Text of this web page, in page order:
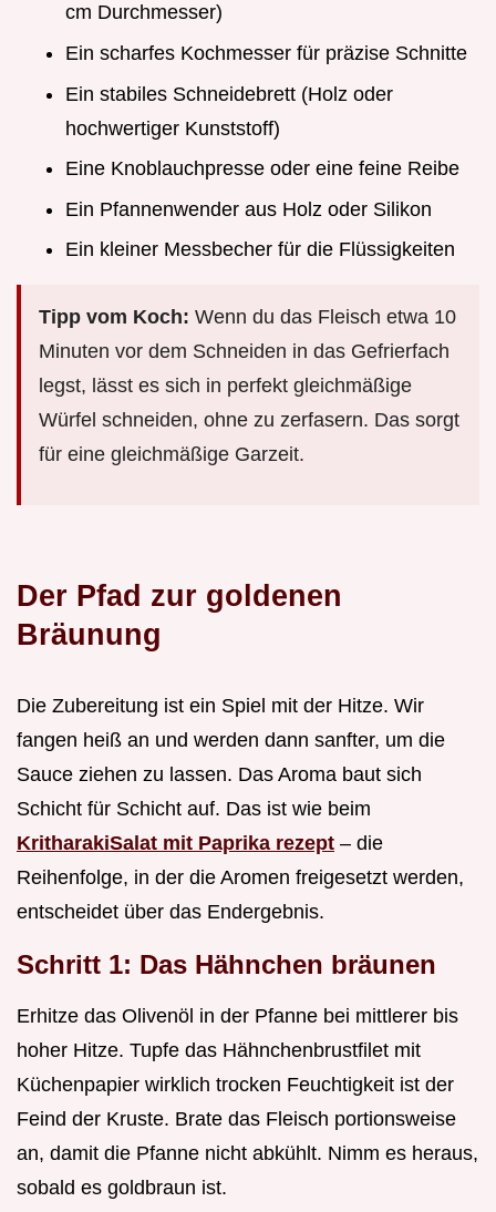
cm Durchmesser)
Ein scharfes Kochmesser für präzise Schnitte
Ein stabiles Schneidebrett (Holz oder
hochwertiger Kunststoff)
Eine Knoblauchpresse oder eine feine Reibe
Ein Pfannenwender aus Holz oder Silikon
Ein kleiner Messbecher für die Flüssigkeiten
Tipp vom Koch: Wenn du das Fleisch etwa 10
Minuten vor dem Schneiden in das Gefrierfach
legst, lässt es sich in perfekt gleichmäßige
Würfel schneiden, ohne zu zerfasern. Das sorgt
für eine gleichmäßige Garzeit.
Der Pfad zur goldenen
Bräunung
Die Zubereitung ist ein Spiel mit der Hitze. Wir
fangen heiß an und werden dann sanfter, um die
Sauce ziehen zu lassen. Das Aroma baut sich
Schicht für Schicht auf. Das ist wie beim
KritharakiSalat mit Paprika rezept – die
Reihenfolge, in der die Aromen freigesetzt werden,
entscheidet über das Endergebnis.
Schritt 1: Das Hähnchen bräunen
Erhitze das Olivenöl in der Pfanne bei mittlerer bis
hoher Hitze. Tupfe das Hähnchenbrustfilet mit
Küchenpapier wirklich trocken Feuchtigkeit ist der
Feind der Kruste. Brate das Fleisch portionsweise
an, damit die Pfanne nicht abkühlt. Nimm es heraus,
sobald es goldbraun ist.